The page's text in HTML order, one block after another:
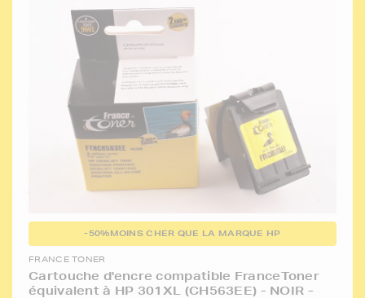
-50%MOINS CHER QUE LA MARQUE HP
FRANCE TONER
Cartouche d'encre compatible FranceToner
équivalent à HP 301XL (CH563EE) - NOIR -